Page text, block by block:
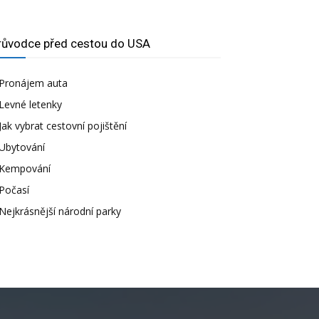
před cestou do USA
auta
letenky
vybrat cestovní pojištění
národní parky